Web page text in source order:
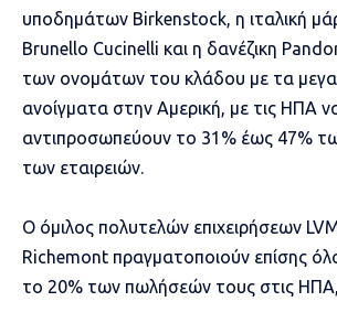
υποδημάτων Birkenstock, η ιταλική
Brunello Cucinelli και η δανέζικη
των ονομάτων του κλάδου με τα
ανοίγματα στην Αμερική, με τις ΗΠΑ
αντιπροσωπεύουν το 31% έως 47%
των εταιρειών.
Ο όμιλος πολυτελών επιχειρήσεων
Richemont πραγματοποιούν επίσης
το 20% των πωλήσεών τους στις